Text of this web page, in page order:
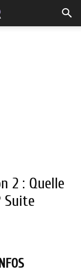
2 : Quelle